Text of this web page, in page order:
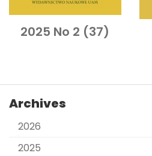
2025 No 2 (37)
Archives
2026
2025